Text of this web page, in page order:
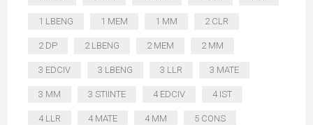
1 LBENG 1 MEM 1 MM 2 CLR
2 DP 2 LBENG 2 MEM 2 MM
3 EDCIV 3 LBENG 3 LLR 3 MATE
3 MM 3 STIINTE 4 EDCIV 4 IST
4 LLR 4 MATE 4 MM 5 CONS